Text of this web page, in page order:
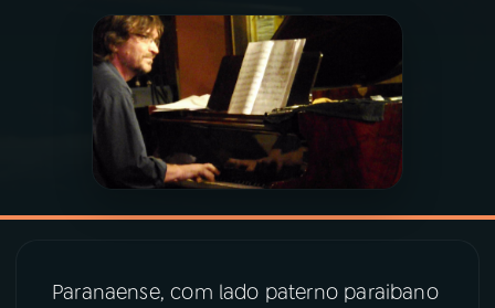
PROGRAMAÇÃO
PROGRAMAS
05PODCASTS
06VIDEOCASTS
Paranaense, com lado paterno paraibano